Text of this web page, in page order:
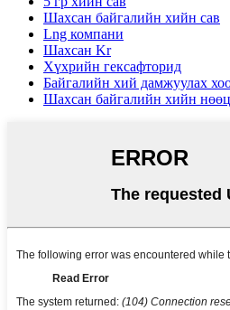
Шахсан байгалийн хийн сав
Lng компани
Шахсан Kr
Хүхрийн гексафторид
Байгалийн хий дамжуулах
Шахсан байгалийн хийн нөөц